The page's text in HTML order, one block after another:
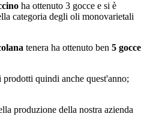
ha ottenuto 3 gocce e si è
categoria degli oli monovarietali
tenera ha ottenuto ben 5 gocce
quindi anche quest'anno;
produzione della nostra azienda